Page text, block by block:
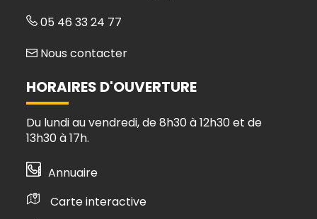
05 46 33 24 77
Nous contacter
HORAIRES D'OUVERTURE
Du lundi au vendredi, de 8h30 à 12h30 et de
13h30 à 17h.
Annuaire
Carte interactive